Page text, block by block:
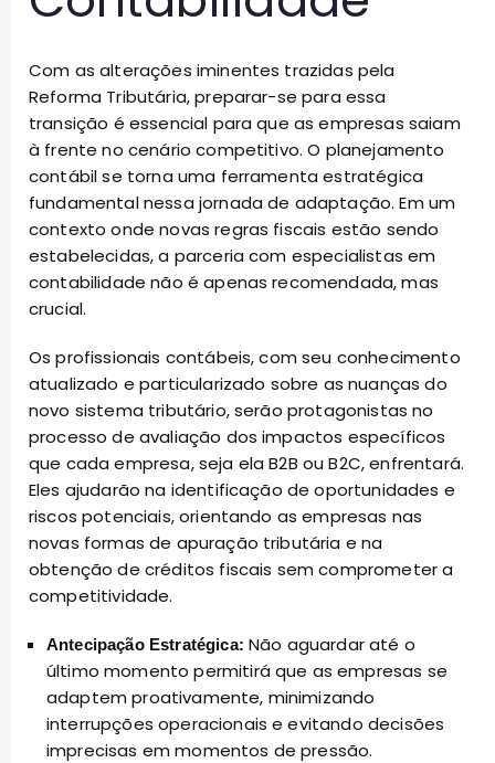
Com as alterações iminentes trazidas pela
Reforma Tributária, preparar-se para essa
transição é essencial para que as empresas saiam
à frente no cenário competitivo. O planejamento
contábil se torna uma ferramenta estratégica
fundamental nessa jornada de adaptação. Em um
contexto onde novas regras fiscais estão sendo
estabelecidas, a parceria com especialistas em
contabilidade não é apenas recomendada, mas
crucial.
Os profissionais contábeis, com seu conhecimento
atualizado e particularizado sobre as nuanças do
novo sistema tributário, serão protagonistas no
processo de avaliação dos impactos específicos
que cada empresa, seja ela B2B ou B2C, enfrentará.
Eles ajudarão na identificação de oportunidades e
riscos potenciais, orientando as empresas nas
novas formas de apuração tributária e na
obtenção de créditos fiscais sem comprometer a
competitividade.
Antecipação Estratégica: Não aguardar até o
último momento permitirá que as empresas se
adaptem proativamente, minimizando
interrupções operacionais e evitando decisões
imprecisas em momentos de pressão.